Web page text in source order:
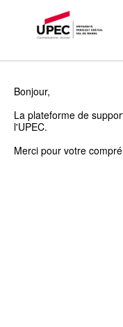
Bonjour,
La plateforme de
l'UPEC.
Merci pour votre